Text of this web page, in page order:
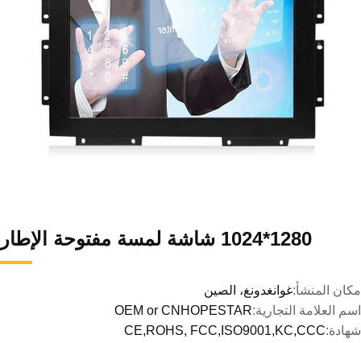
1280*1024 شاشة لمسة مفتوحة الإطار
مكان المنشأ:غوانغدونغ، الصين
اسم العلامة التجارية:OEM or CNHOPESTAR
شهادة:CE,ROHS, FCC,ISO9001,KC,CCC